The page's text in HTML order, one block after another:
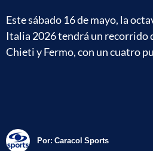
Este sábado 16 de mayo, la
Italia 2026 tendrá un recorrido
Chieti y Fermo, con un cuatro
Por: Caracol Sports